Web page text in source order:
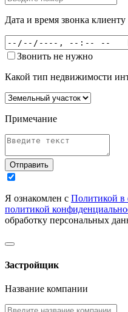
Дата и время звонка клиенту
Звонить не нужно
Какой тип недвижимости
Примечание
Отправить
Я ознакомлен с Политикой в
политикой
обработку персональных
Застройщик
Название компании